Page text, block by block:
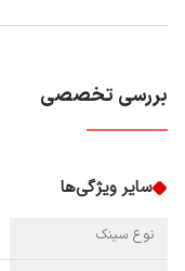
بررسی تخصصی
سایر ویژگی‌ها
نوع سینک